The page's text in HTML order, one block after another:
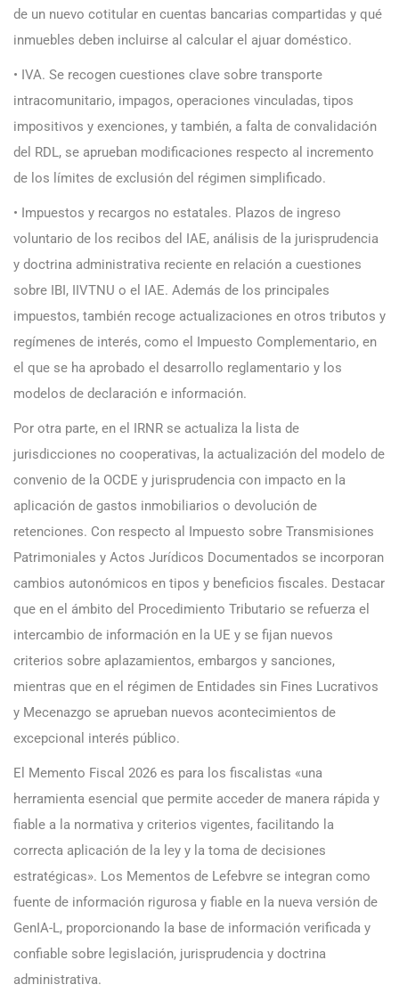
de un nuevo cotitular en cuentas bancarias compartidas y qué
inmuebles deben incluirse al calcular el ajuar doméstico.
• IVA. Se recogen cuestiones clave sobre transporte
intracomunitario, impagos, operaciones vinculadas, tipos
impositivos y exenciones, y también, a falta de convalidación
del RDL, se aprueban modificaciones respecto al incremento
de los límites de exclusión del régimen simplificado.
• Impuestos y recargos no estatales. Plazos de ingreso
voluntario de los recibos del IAE, análisis de la jurisprudencia
y doctrina administrativa reciente en relación a cuestiones
sobre IBI, IIVTNU o el IAE. Además de los principales
impuestos, también recoge actualizaciones en otros tributos y
regímenes de interés, como el Impuesto Complementario, en
el que se ha aprobado el desarrollo reglamentario y los
modelos de declaración e información.
Por otra parte, en el IRNR se actualiza la lista de
jurisdicciones no cooperativas, la actualización del modelo de
convenio de la OCDE y jurisprudencia con impacto en la
aplicación de gastos inmobiliarios o devolución de
retenciones. Con respecto al Impuesto sobre Transmisiones
Patrimoniales y Actos Jurídicos Documentados se incorporan
cambios autonómicos en tipos y beneficios fiscales. Destacar
que en el ámbito del Procedimiento Tributario se refuerza el
intercambio de información en la UE y se fijan nuevos
criterios sobre aplazamientos, embargos y sanciones,
mientras que en el régimen de Entidades sin Fines Lucrativos
y Mecenazgo se aprueban nuevos acontecimientos de
excepcional interés público.
El Memento Fiscal 2026 es para los fiscalistas «una
herramienta esencial que permite acceder de manera rápida y
fiable a la normativa y criterios vigentes, facilitando la
correcta aplicación de la ley y la toma de decisiones
estratégicas». Los Mementos de Lefebvre se integran como
fuente de información rigurosa y fiable en la nueva versión de
GenIA-L, proporcionando la base de información verificada y
confiable sobre legislación, jurisprudencia y doctrina
administrativa.